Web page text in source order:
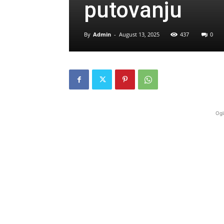
putovanju
By Admin - August 13, 2025 437 0